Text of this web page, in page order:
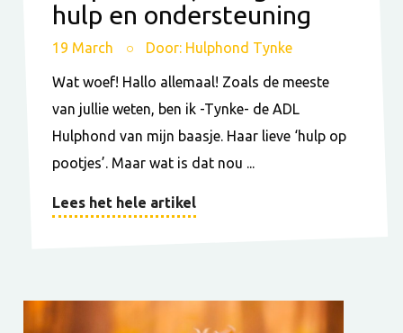
hulp en ondersteuning
19 March Door: Hulphond Tynke
Wat woef! Hallo allemaal! Zoals de meeste
van jullie weten, ben ik -Tynke- de ADL
Hulphond van mijn baasje. Haar lieve ‘hulp op
pootjes’. Maar wat is dat nou ...
Lees het hele artikel